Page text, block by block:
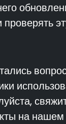
на нашем